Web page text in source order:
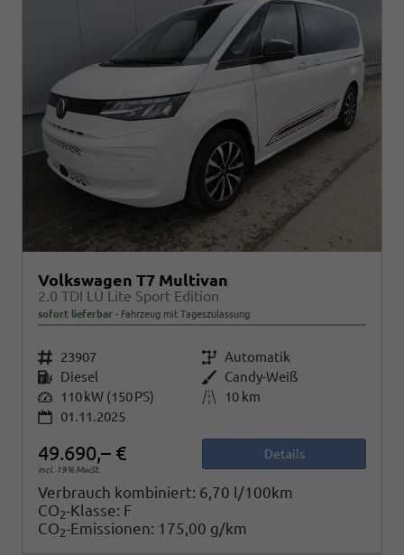
Volkswagen T7 Multivan
2.0 TDI LÜ Lite Sport Edition
sofort lieferbar Fahrzeug mit Tageszulassung
Fahrzeugnr. 23907 Getriebe Automatik
Kraftstoff Diesel Außenfarbe Candy-Weiß
Leistung 110 kW (150 PS) Kilometerstand
10 km
01.11.2025
49.690,– €
incl. 19% MwSt.
Details
Verbrauch kombiniert: 6,70 l/100km
CO2-Klasse: F
CO2-Emissionen: 175,00 g/km